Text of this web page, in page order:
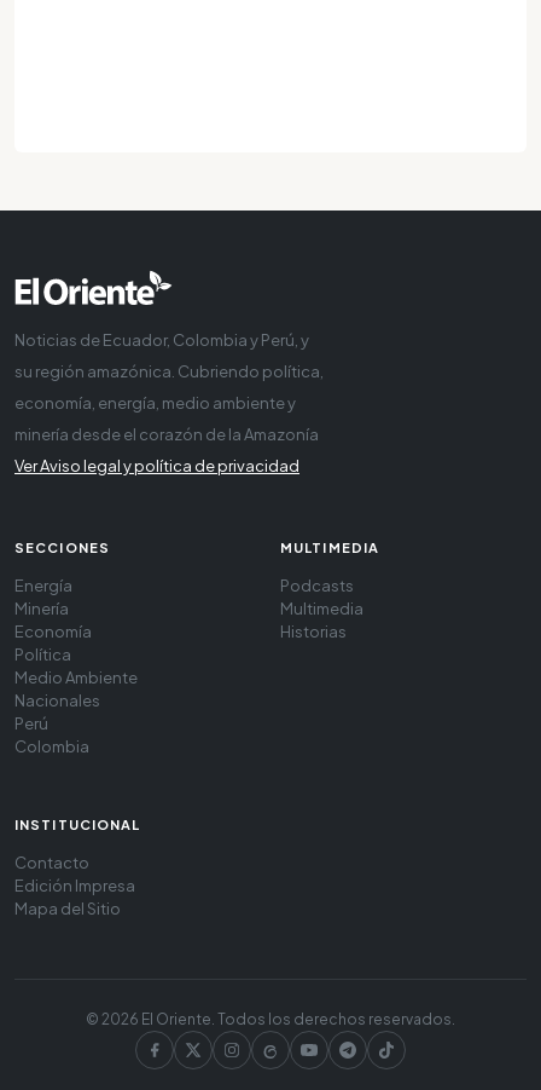
Noticias de Ecuador, Colombia y Perú, y
su región amazónica. Cubriendo política,
economía, energía, medio ambiente y
minería desde el corazón de la Amazonía
Ver Aviso legal y política de privacidad
SECCIONES
Energía
Minería
Economía
Política
Medio Ambiente
Nacionales
Perú
Colombia
MULTIMEDIA
Podcasts
Multimedia
Historias
INSTITUCIONAL
Contacto
Edición Impresa
Mapa del Sitio
© 2026 El Oriente. Todos los derechos reservados.